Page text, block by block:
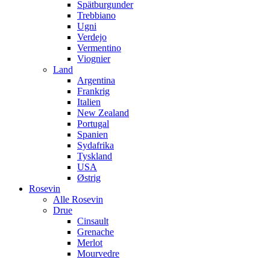
Spätburgunder
Trebbiano
Ugni
Verdejo
Vermentino
Viognier
Land
Argentina
Frankrig
Italien
New Zealand
Portugal
Spanien
Sydafrika
Tyskland
USA
Østrig
Rosevin
Alle Rosevin
Drue
Cinsault
Grenache
Merlot
Mourvedre